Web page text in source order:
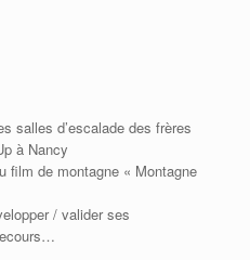
salles d’escalade des frères
à Nancy
film de montagne « Montagne
/ valider ses